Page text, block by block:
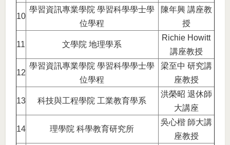
10
學習資訊專業學院 學習科學學士學
位學程
陳年興 講座教
授
11 文學院 地理學系
Richie Howitt
講座教授
12
學習資訊專業學院 學習科學學士學
位學程
梁至中 研究講
座教授
13 科技與工程學院 工業教育學系
洪榮昭 退休師
大講座
14 理學院 科學教育研究所
吳心楷 師大講
座教授